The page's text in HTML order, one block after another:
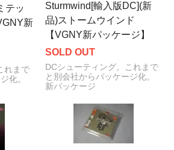
テッ
新
れまで
化。
Sturmwind[輸入版DC](新
品)ストームウインド
【VGNY新パッケージ】
SOLD OUT
DCシューティング。これまで
と別会社からパッケージ化。
新パッケージ